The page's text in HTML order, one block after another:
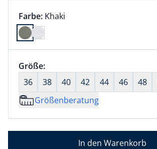
Farbauswahl:
Farbe: aktuell ausgewählt:
Khaki
Farbe Khaki ausgewählt
Größenauswahl:
Größe:nichts ausgewählt
36
38 40 42 44 46 48
Größenberatung
In den Warenkorb